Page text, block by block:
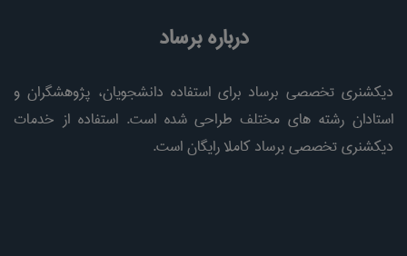
درباره برساد
دیکشنری تخصصی برساد برای استفاده دانشجویان، پژوهشگران و
استادان رشته های مختلف طراحی شده است. استفاده از خدمات
دیکشنری تخصصی برساد کاملا رایگان است.